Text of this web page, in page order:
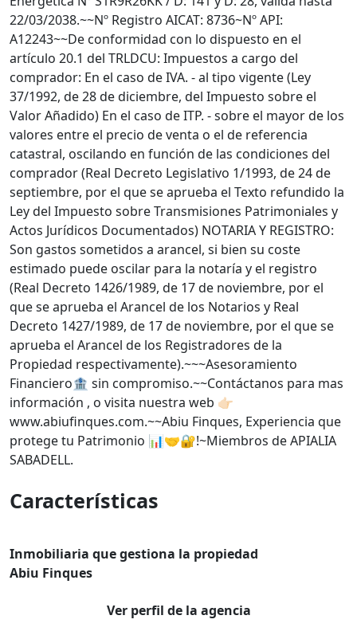
22/03/2038.~~Nº Registro AICAT: 8736~Nº API:
A12243~~De conformidad con lo dispuesto en el
artículo 20.1 del TRLDCU: Impuestos a cargo del
comprador: En el caso de IVA. - al tipo vigente (Ley
37/1992, de 28 de diciembre, del Impuesto sobre el
Valor Añadido) En el caso de ITP. - sobre el mayor de los
valores entre el precio de venta o el de referencia
catastral, oscilando en función de las condiciones del
comprador (Real Decreto Legislativo 1/1993, de 24 de
septiembre, por el que se aprueba el Texto refundido la
Ley del Impuesto sobre Transmisiones Patrimoniales y
Actos Jurídicos Documentados) NOTARIA Y REGISTRO:
Son gastos sometidos a arancel, si bien su coste
estimado puede oscilar para la notaría y el registro
(Real Decreto 1426/1989, de 17 de noviembre, por el
que se aprueba el Arancel de los Notarios y Real
Decreto 1427/1989, de 17 de noviembre, por el que se
aprueba el Arancel de los Registradores de la
Propiedad respectivamente).~~~Asesoramiento
Financiero🏦 sin compromiso.~~Contáctanos para mas
información , o visita nuestra web 👉🏻
www.abiufinques.com.~~Abiu Finques, Experiencia que
protege tu Patrimonio 📊🤝🔐!~Miembros de APIALIA
SABADELL.
Características
Inmobiliaria que gestiona la propiedad
Abiu Finques
Ver perfil de la agencia